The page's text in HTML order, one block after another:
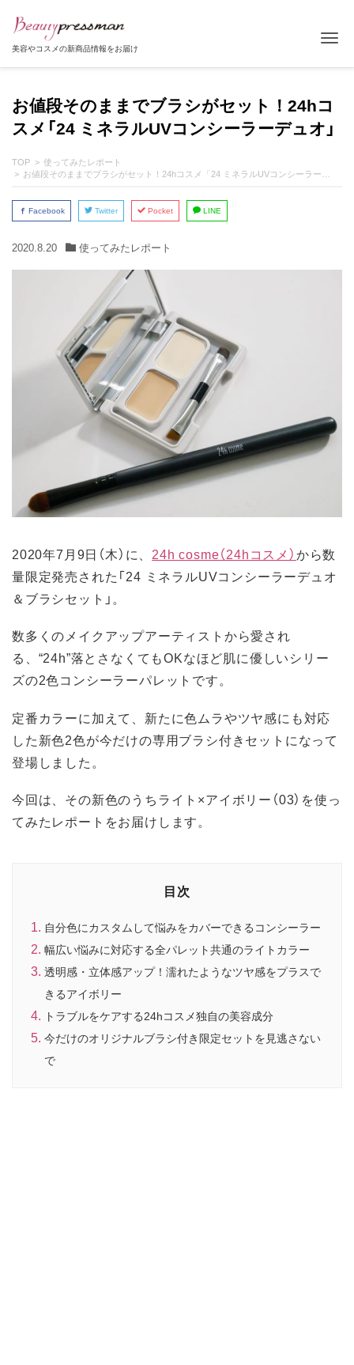
美容やコスメの新商品情報をお届け
お値段そのままでブラシがセット！24hコ
スメ「24 ミネラルUVコンシーラーデュオ」
TOP
使ってみたレポート
お値段そのままでブラシがセット！24hコスメ「24 ミネラルUVコンシーラーデュオ」
Facebook Twitter Pocket LINE
2020.8.20 使ってみたレポート
2020年7月9日（木）に、24h cosme（24hコスメ）から数
量限定発売された「24 ミネラルUVコンシーラーデュオ
＆ブラシセット」。
数多くのメイクアップアーティストから愛され
る、“24h”落とさなくてもOKなほど肌に優しいシリー
ズの2色コンシーラーパレットです。
定番カラーに加えて、新たに色ムラやツヤ感にも対応
した新色2色が今だけの専用ブラシ付きセットになって
登場しました。
今回は、その新色のうちライト×アイボリー（03）を使っ
てみたレポートをお届けします。
目次
自分色にカスタムして悩みをカバーできるコンシーラー
幅広い悩みに対応する全パレット共通のライトカラー
透明感・立体感アップ！濡れたようなツヤ感をプラスで
きるアイボリー
トラブルをケアする24hコスメ独自の美容成分
今だけのオリジナルブラシ付き限定セットを見逃さない
で